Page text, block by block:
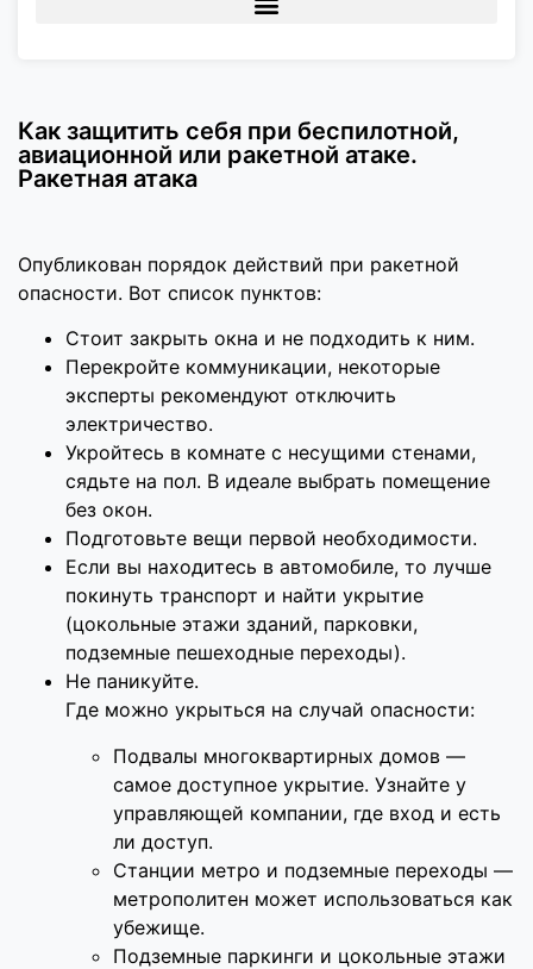
Как защитить себя при беспилотной,
авиационной или ракетной атаке.
Ракетная атака
Опубликован порядок действий при ракетной
опасности. Вот список пунктов:
Стоит закрыть окна и не подходить к ним.
Перекройте коммуникации, некоторые
эксперты рекомендуют отключить
электричество.
Укройтесь в комнате с несущими стенами,
сядьте на пол. В идеале выбрать помещение
без окон.
Подготовьте вещи первой необходимости.
Если вы находитесь в автомобиле, то лучше
покинуть транспорт и найти укрытие
(цокольные этажи зданий, парковки,
подземные пешеходные переходы).
Не паникуйте.
Где можно укрыться на случай опасности:
Подвалы многоквартирных домов —
самое доступное укрытие. Узнайте у
управляющей компании, где вход и есть
ли доступ.
Станции метро и подземные переходы —
метрополитен может использоваться как
убежище.
Подземные паркинги и цокольные этажи